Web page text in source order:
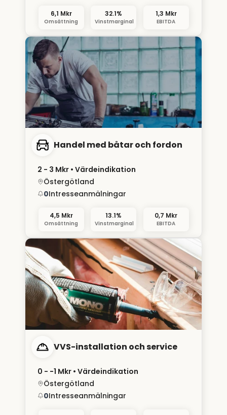
6,1 Mkr
Omsättning
32.1%
Vinstmarginal
1,3 Mkr
EBITDA
Handel med båtar och fordon
2 - 3 Mkr • Värdeindikation
Östergötland
0Intresseanmälningar
4,5 Mkr
Omsättning
13.1%
Vinstmarginal
0,7 Mkr
EBITDA
VVS-installation och service
0 - −1 Mkr • Värdeindikation
Östergötland
0Intresseanmälningar